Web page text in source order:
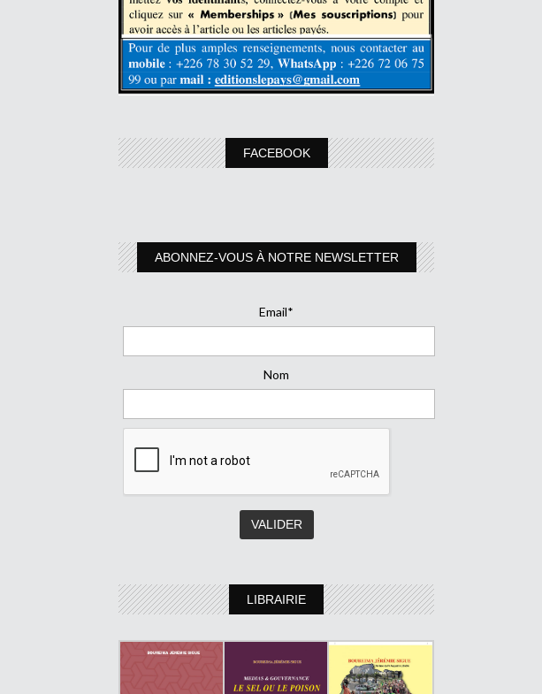
FACEBOOK
ABONNEZ-VOUS À NOTRE NEWSLETTER
Email*
Nom
LIBRAIRIE